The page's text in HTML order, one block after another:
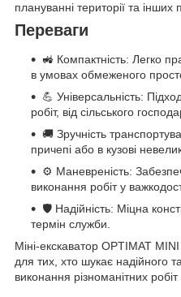
плануванні території та інших
Переваги
🚜 Компактність: Легко
в умовах обмеженого
💪 Універсальність:
робіт, від сільського
🚚 Зручність
причепі або в кузові
⚙️ Маневреність:
виконання робіт у
🛡️ Надійність: Міцна
термін служби.
Міні-екскаватор OPTIMAT
для тих, хто шукає надійного
виконання різноманітних